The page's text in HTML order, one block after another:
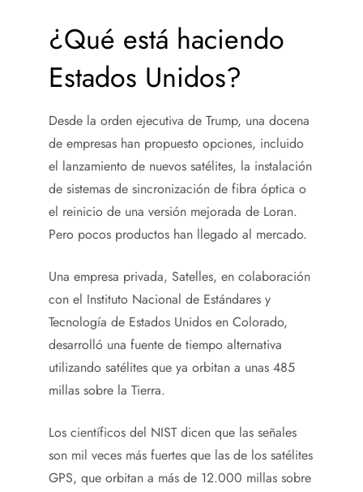
¿Qué está haciendo
Estados Unidos?
Desde la orden ejecutiva de Trump, una docena
de empresas han propuesto opciones, incluido
el lanzamiento de nuevos satélites, la instalación
de sistemas de sincronización de fibra óptica o
el reinicio de una versión mejorada de Loran.
Pero pocos productos han llegado al mercado.
Una empresa privada, Satelles, en colaboración
con el Instituto Nacional de Estándares y
Tecnología de Estados Unidos en Colorado,
desarrolló una fuente de tiempo alternativa
utilizando satélites que ya orbitan a unas 485
millas sobre la Tierra.
Los científicos del NIST dicen que las señales
son mil veces más fuertes que las de los satélites
GPS, que orbitan a más de 12.000 millas sobre